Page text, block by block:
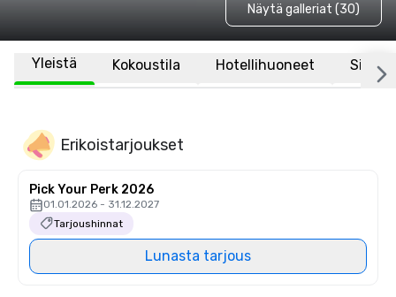
Näytä galleriat (30)
Yleistä Kokoustila Hotellihuoneet Sijainti
Erikoistarjoukset
Pick Your Perk 2026
01.01.2026 - 31.12.2027
Tarjoushinnat
Lunasta tarjous